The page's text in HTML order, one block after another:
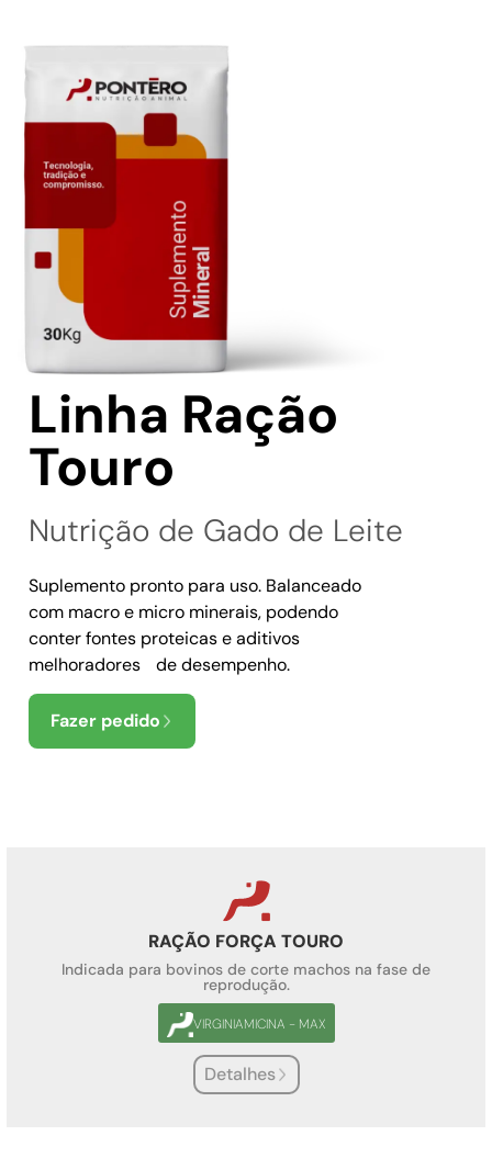
Linha Ração
Touro
Nutrição de Gado de Leite
Suplemento pronto para uso. Balanceado
com macro e micro minerais, podendo
conter fontes proteicas e aditivos
melhoradores de desempenho.
Fazer pedido
RAÇÃO FORÇA TOURO
Indicada para bovinos de corte machos na fase de
reprodução.
VIRGINIAMICINA - MAX
Detalhes